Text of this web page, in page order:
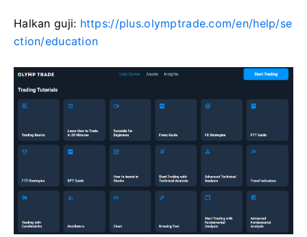
Halkan guji: https://plus.olymptrade.com/en/help/se
ction/education